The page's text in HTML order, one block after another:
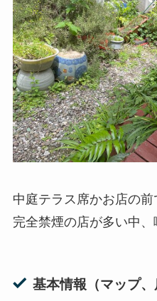
中庭テラス席かお店の前
完全禁煙の店が多い中、
基本情報（マップ、